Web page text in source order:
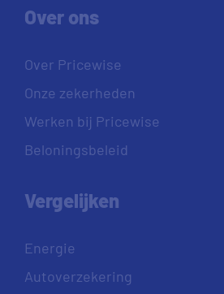
Over ons
Over Pricewise
Onze zekerheden
Werken bij Pricewise
Beloningsbeleid
Vergelijken
Energie
Autoverzekering